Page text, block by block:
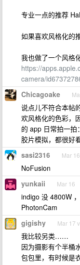
专业一点的推荐
如果喜欢风格化的
我也做了一个风格
https://
camera/
Chicagoake
说点儿不符合本帖
欢风格化的色彩，
的 app 日常拍一
胶片模拟，都很好
sasi2316 Mar 16
NoFusion
yunkaii Mar 16
indigo 没 4800W
PhotonCam
gigishy Mar 17
我比较另类……
因为摄影有个半桶
包包里，有时候是